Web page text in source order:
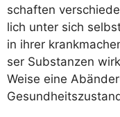
schaf­ten
lich unter sich
in ihrer
ser Sub­stan­zen
Wei­se eine